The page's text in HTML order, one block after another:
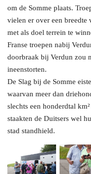
om de Somme plaats.
vielen er over een breedte
met als doel terrein te
Franse troepen nabij
doorbraak bij Verdun zou
ineenstorten.
De Slag bij de Somme
waarvan meer dan
slechts een honderdtal
staakten de Duitsers wel
stad standhield.